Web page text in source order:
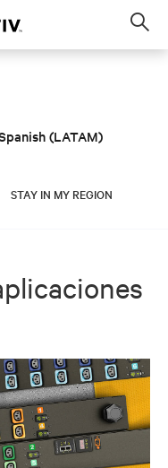
(LATAM)
STAY IN MY REGION